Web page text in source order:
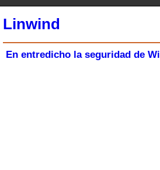
Linwind
En entredicho la seguridad de